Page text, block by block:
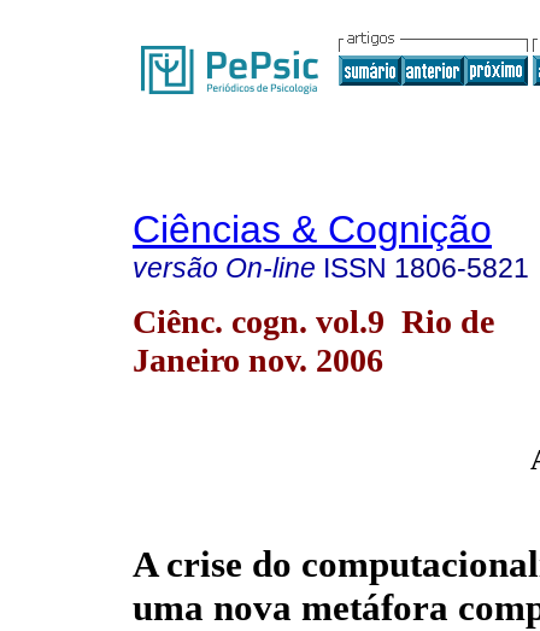
Ciências & Cognição
versão On-line ISSN 1806-5821
Ciênc. cogn. vol.9 Rio de
Janeiro nov. 2006
A crise do
uma nova metáfora